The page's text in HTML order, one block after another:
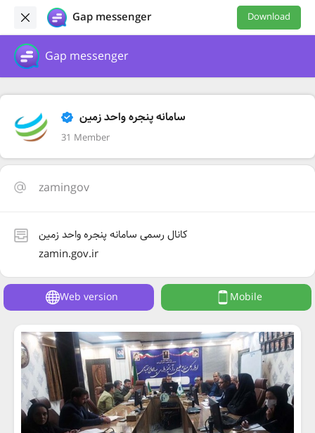
Gap messenger Download
Gap messenger
سامانه پنجره واحد زمین
31 Member
zamingov
کانال رسمی سامانه پنجره واحد زمین
zamin.gov.ir
Web version Mobile